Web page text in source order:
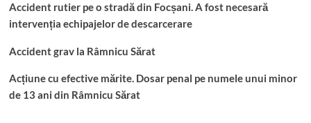
Accident rutier pe o stradă din Focșani. A fost necesară
intervenția echipajelor de descarcerare
Accident grav la Râmnicu Sărat
Acțiune cu efective mărite. Dosar penal pe numele unui minor
de 13 ani din Râmnicu Sărat